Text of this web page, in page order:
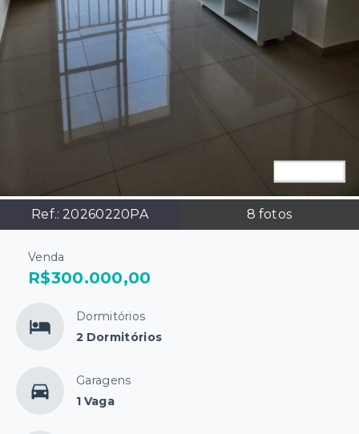
Ref.: 20260220PA 8 fotos
Venda
R$300.000,00
Dormitórios
2 Dormitórios
Garagens
1 Vaga